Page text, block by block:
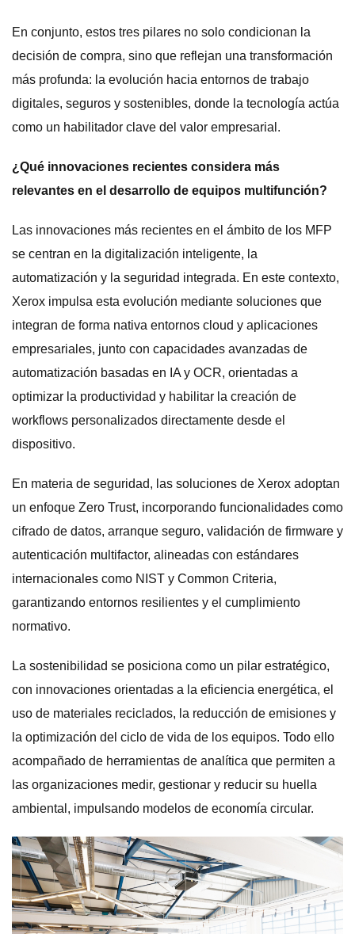
En conjunto, estos tres pilares no solo condicionan la
decisión de compra, sino que reflejan una transformación
más profunda: la evolución hacia entornos de trabajo
digitales, seguros y sostenibles, donde la tecnología actúa
como un habilitador clave del valor empresarial.
¿Qué innovaciones recientes considera más
relevantes en el desarrollo de equipos multifunción?
Las innovaciones más recientes en el ámbito de los MFP
se centran en la digitalización inteligente, la
automatización y la seguridad integrada. En este contexto,
Xerox impulsa esta evolución mediante soluciones que
integran de forma nativa entornos cloud y aplicaciones
empresariales, junto con capacidades avanzadas de
automatización basadas en IA y OCR, orientadas a
optimizar la productividad y habilitar la creación de
workflows personalizados directamente desde el
dispositivo.
En materia de seguridad, las soluciones de Xerox adoptan
un enfoque Zero Trust, incorporando funcionalidades como
cifrado de datos, arranque seguro, validación de firmware y
autenticación multifactor, alineadas con estándares
internacionales como NIST y Common Criteria,
garantizando entornos resilientes y el cumplimiento
normativo.
La sostenibilidad se posiciona como un pilar estratégico,
con innovaciones orientadas a la eficiencia energética, el
uso de materiales reciclados, la reducción de emisiones y
la optimización del ciclo de vida de los equipos. Todo ello
acompañado de herramientas de analítica que permiten a
las organizaciones medir, gestionar y reducir su huella
ambiental, impulsando modelos de economía circular.